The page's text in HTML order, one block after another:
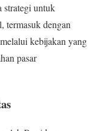
strategi untuk
termasuk dengan
kebijakan yang
pasar